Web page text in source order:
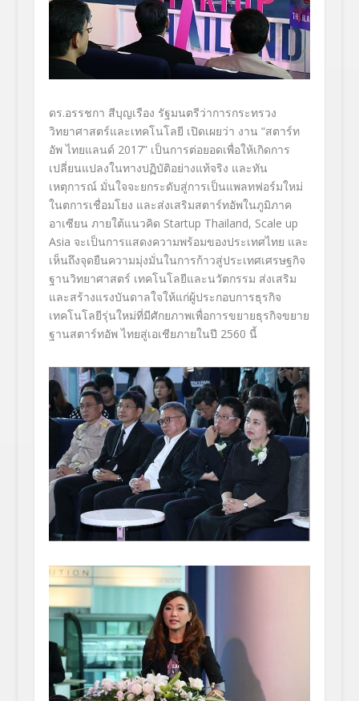
ดร.อรรชกา สีบุญเรือง รัฐมนตรีว่าการกระทรวง
วิทยาศาสตร์และเทคโนโลยี เปิดเผยว่า งาน “สตาร์ท
อัพ ไทยแลนด์ 2017” เป็นการต่อยอดเพื่อให้เกิดการ
เปลี่ยนแปลงในทางปฏิบัติอย่างแท้จริง และทัน
เหตุการณ์ มั่นใจจะยกระดับสู่การเป็นแพลทฟอร์มใหม่
ในตการเชื่อมโยง และส่งเสริมสตาร์ทอัพในภูมิภาค
อาเซียน ภายใต้แนวคิด Startup Thailand, Scale up
Asia จะเป็นการแสดงความพร้อมของประเทศไทย และ
เห็นถึงจุดยืนความมุ่งมั่นในการก้าวสู่ประเทศเศรษฐกิจ
ฐานวิทยาศาสตร์ เทคโนโลยีและนวัตกรรม ส่งเสริม
และสร้างแรงบันดาลใจให้แก่ผู้ประกอบการธุรกิจ
เทคโนโลยีรุ่นใหม่ที่มีศักยภาพเพื่อการขยายธุรกิจขยาย
ฐานสตาร์ทอัพ ไทยสู่เอเชียภายในปี 2560 นี้